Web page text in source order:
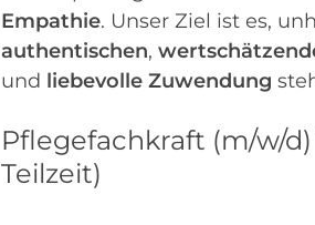
Empathie. Unser Ziel ist es,
authentischen,
und liebevolle Zuwendung
Pflegefachkraft (m/w/
Teilzeit)